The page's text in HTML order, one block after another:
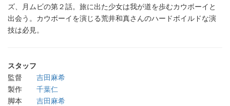
ズ、月ムビの第２話。旅に出た少女は我が道を歩むカウボーイと
出会う。カウボーイを演じる荒井和真さんのハードボイルドな演
技は必見。
スタッフ
監督 吉田麻希
製作 千葉仁
脚本 吉田麻希